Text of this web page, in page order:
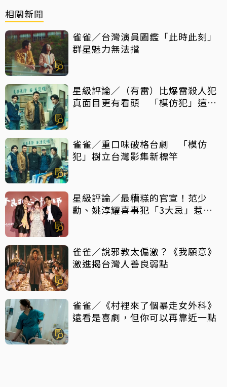
相關新聞
雀雀／台灣演員圖鑑「此時此刻」
群星魅力無法擋
星級評論／（有雷）比爆雷殺人犯
真面目更有看頭 「模仿犯」這件
雀雀／重口味破格台劇 「模仿
犯」樹立台灣影集新標竿
星級評論／最糟糕的官宣！范少
勳、姚淳耀喜事犯「3大忌」惹眾
雀雀／說邪教太偏激？《我願意》
激進揭台灣人善良弱點
雀雀／《村裡來了個暴走女外科》
遠看是喜劇，但你可以再靠近一點